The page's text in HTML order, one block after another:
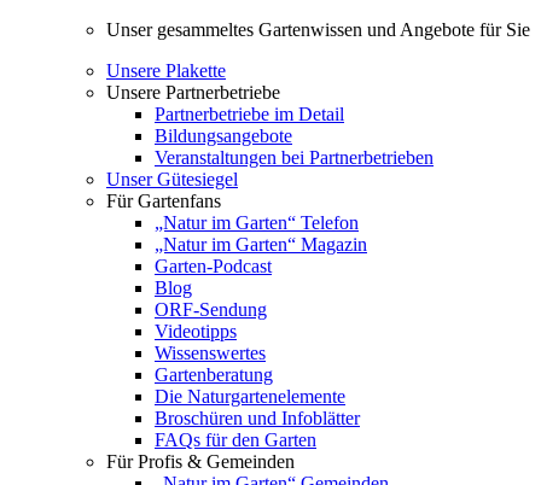
Unser gesammeltes Gartenwissen und Angebote für Sie
Unsere Plakette
Unsere Partnerbetriebe
Partnerbetriebe im Detail
Bildungsangebote
Veranstaltungen bei Partnerbetrieben
Unser Gütesiegel
Für Gartenfans
„Natur im Garten“ Telefon
„Natur im Garten“ Magazin
Garten-Podcast
Blog
ORF-Sendung
Videotipps
Wissenswertes
Gartenberatung
Die Naturgartenelemente
Broschüren und Infoblätter
FAQs für den Garten
Für Profis & Gemeinden